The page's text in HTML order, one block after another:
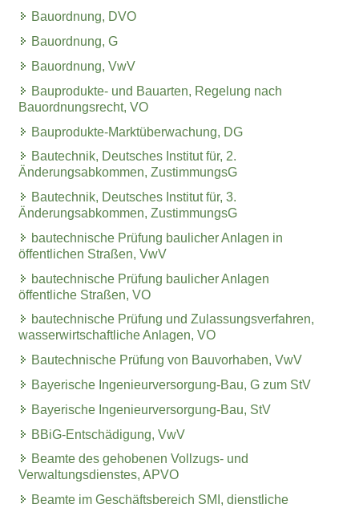
Bauordnung, DVO
Bauordnung, G
Bauordnung, VwV
Bauprodukte- und Bauarten, Regelung nach
Bauordnungsrecht, VO
Bauprodukte-Marktüberwachung, DG
Bautechnik, Deutsches Institut für, 2.
Änderungsabkommen, ZustimmungsG
Bautechnik, Deutsches Institut für, 3.
Änderungsabkommen, ZustimmungsG
bautechnische Prüfung baulicher Anlagen in
öffentlichen Straßen, VwV
bautechnische Prüfung baulicher Anlagen
öffentliche Straßen, VO
bautechnische Prüfung und Zulassungsverfahren,
wasserwirtschaftliche Anlagen, VO
Bautechnische Prüfung von Bauvorhaben, VwV
Bayerische Ingenieurversorgung-Bau, G zum StV
Bayerische Ingenieurversorgung-Bau, StV
BBiG-Entschädigung, VwV
Beamte des gehobenen Vollzugs- und
Verwaltungsdienstes, APVO
Beamte im Geschäftsbereich SMI, dienstliche